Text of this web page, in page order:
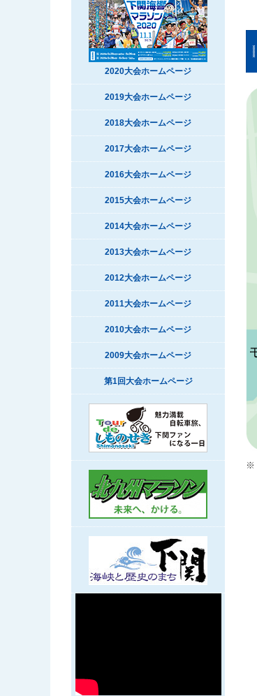
2020大会ホームページ
2019大会ホームページ
2018大会ホームページ
2017大会ホームページ
2016大会ホームページ
2015大会ホームページ
2014大会ホームページ
2013大会ホームページ
2012大会ホームページ
2011大会ホームページ
2010大会ホームページ
2009大会ホームページ
第1回大会ホームページ